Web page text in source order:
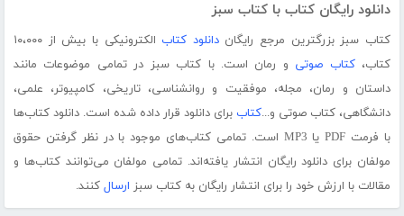
دانلود رایگان کتاب با کتاب سبز
کتاب سبز بزرگترین مرجع رایگاندانلود کتاب
الکترونیکی با بیش از ۱۰،۰۰۰
کتاب،کتاب صوتی و رمان است. با کتاب سبز در تمامی موضوعات مانند
داستان و رمان، مجله، موفقیت و روانشناسی، تاریخی، کامپیوتر، علمی،
دانشگاهی، کتاب صوتی و...کتاب برای دانلود قرار داده شده است. دانلود کتاب‌ها
با فرمت PDF یا MP3 است. تمامی کتاب‌های موجود با در نظر گرفتن حقوق
مولفان برای دانلود رایگان انتشار یافته‌اند. تمامی مولفان می‌توانند کتاب‌ها و
مقالات با ارزش خود را برای انتشار رایگان به کتاب سبز ارسال کنند.